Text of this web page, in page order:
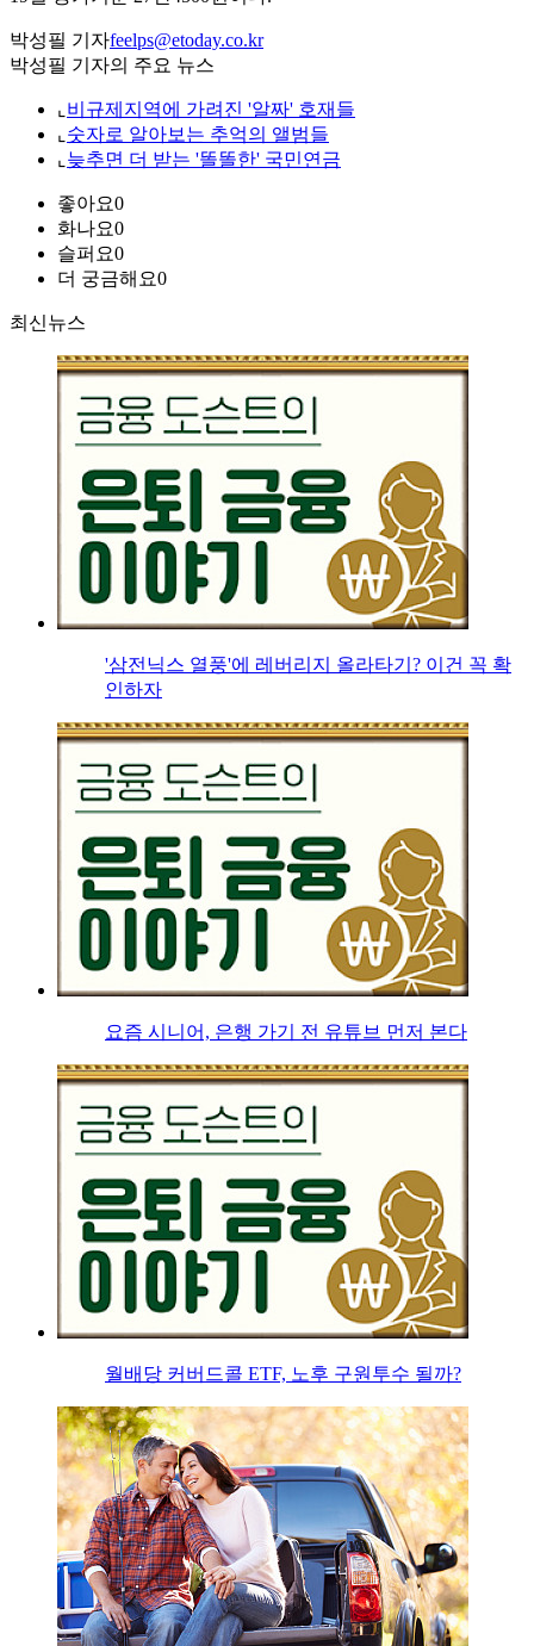
박성필 기자feelps@etoday.co.kr
박성필 기자의 주요 뉴스
⌞ 비규제지역에 가려진 '알짜' 호재들
⌞ 숫자로 알아보는 추억의 앨범들
⌞ 늦추면 더 받는 '똘똘한' 국민연금
좋아요0
화나요0
슬퍼요0
더 궁금해요0
최신뉴스
'삼전닉스 열풍'에 레버리지 올라타기? 이건 꼭 확
인하자
요즘 시니어, 은행 가기 전 유튜브 먼저 본다
월배당 커버드콜 ETF, 노후 구원투수 될까?